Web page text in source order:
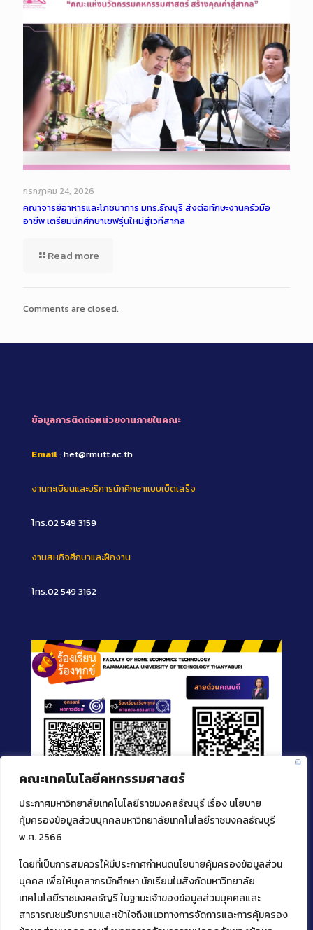
คณะเทคโนโลยีคหกรรมศาสตร์
ประกาศมหาวิทยาลัยเทคโนโลยีราชมงคลธัญบุรี เรื่อง นโยบาย
คุ้มครองข้อมูลส่วนบุคคลมหาวิทยาลัยเทคโนโลยีราชมงคลธัญบุรี
พ.ศ. 2566
โดยที่เป็นการสมควรให้มีประกาศกำหนดนโยบายคุ้มครองข้อมูลส่วน
บุคคล เพื่อให้บุคลากรนักศึกษา นักเรียนในสังกัดมหาวิทยาลัย
เทคโนโลยีราชมงคลธัญรี ในฐานะเจ้าของข้อมูลส่วนบุคคลและ
สาธารณชนรับทราบและเข้าใจถึงแนวทางการจัดการและการคุ้มครอง
กรกฎาคม 24, 2026
คณาจารย์อาหารและโภชนาการ มทร.ธัญบุรี ส่งต่อทักษะงานครัวมือ
อาชีพ เตรียมนักศึกษาเชฟรุ่นใหม่สู่เวทีสากล
Read more
Comments are closed.
ข้อมูลการติดต่อหน่วยงานภายในคณะ
Email: het@rmutt.ac.th
งานทะเบียนและบริการนักศึกษาแบบเบ็ดเสร็จ
โทร.02 549 3159
งานสหกิจศึกษาและฝึกงาน
โทร.02 549 3162
ติดต่อคณะเทคโนโลยีคหกรรมศาสตร์
39 หมู่ 1
ต.คลองหก อ. คลองหลวง